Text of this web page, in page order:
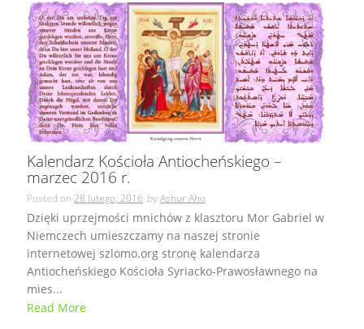
Kalendarz Kościoła Antiocheńskiego –
marzec 2016 r.
Posted on 28 lutego, 2016 byAshur Aho
Dzięki uprzejmości mnichów z klasztoru Mor Gabriel w
Niemczech umieszczamy na naszej stronie
internetowej szlomo.org stronę kalendarza
Antiocheńskiego Kościoła Syriacko-Prawosławnego na
mies...
Read More